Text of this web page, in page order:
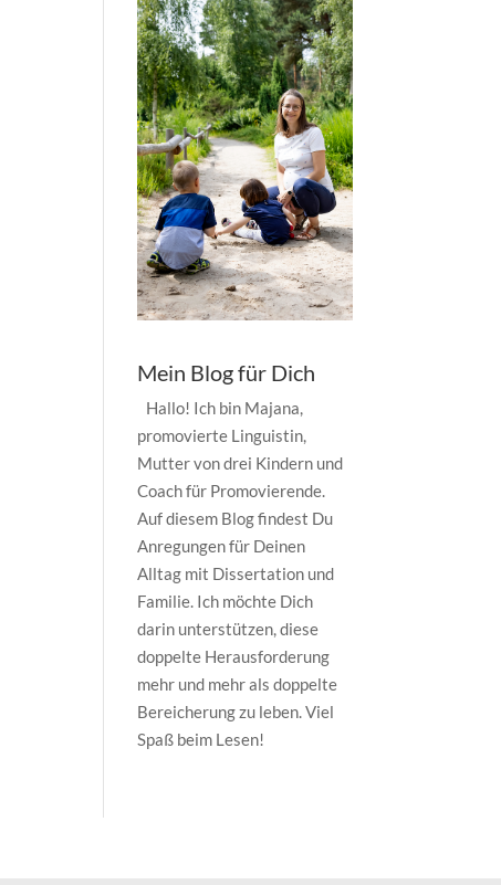
Mein Blog für Dich
Hallo! Ich bin Majana,
promovierte Linguistin,
Mutter von drei Kindern und
Coach für Promovierende.
Auf diesem Blog findest Du
Anregungen für Deinen
Alltag mit Dissertation und
Familie. Ich möchte Dich
darin unterstützen, diese
doppelte Herausforderung
mehr und mehr als doppelte
Bereicherung zu leben. Viel
Spaß beim Lesen!